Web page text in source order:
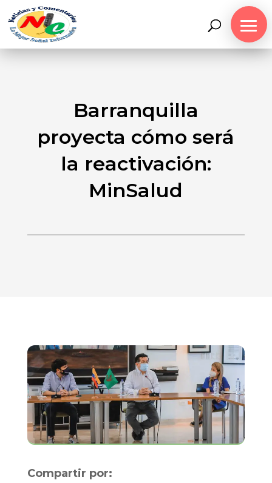
Barranquilla
proyecta cómo será
la reactivación:
MinSalud
Compartir por: